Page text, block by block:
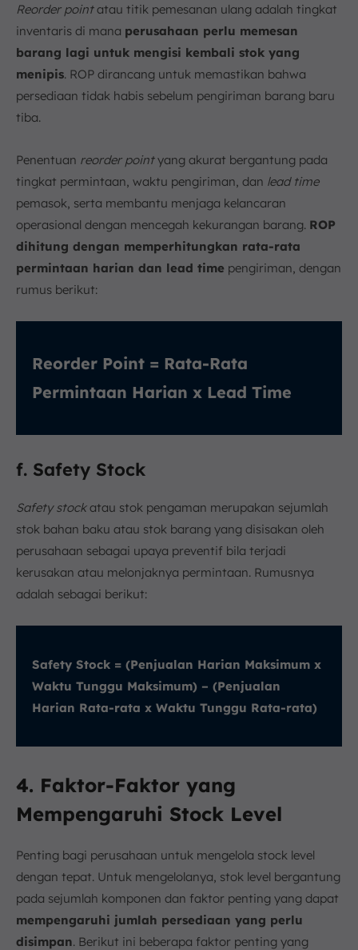
Reorder pointatau titik pemesanan ulang adalah tingkat
inventaris di mana perusahaan perlu memesan
barang lagi untuk mengisi kembali stok yang
menipis. ROP dirancang untuk memastikan bahwa
persediaan tidak habis sebelum pengiriman barang baru
tiba.
Penentuan reorder pointyang akurat bergantung pada
tingkat permintaan, waktu pengiriman, dan lead time
pemasok, serta membantu menjaga kelancaran
operasional dengan mencegah kekurangan barang. ROP
dihitung dengan memperhitungkan rata-rata
permintaan harian dan lead time pengiriman, dengan
rumus berikut:
Reorder Point = Rata-Rata
Permintaan Harian x Lead Time
f. Safety Stock
Safety stockatau stok pengaman merupakan sejumlah
stok bahan baku atau stok barang yang disisakan oleh
perusahaan sebagai upaya preventif bila terjadi
kerusakan atau melonjaknya permintaan. Rumusnya
adalah sebagai berikut:
Safety Stock = (Penjualan Harian Maksimum x
Waktu Tunggu Maksimum) – (Penjualan
Harian Rata-rata x Waktu Tunggu Rata-rata)
4. Faktor-Faktor yang
Mempengaruhi Stock Level
Penting bagi perusahaan untuk mengelola stock level
dengan tepat. Untuk mengelolanya, stok level bergantung
pada sejumlah komponen dan faktor penting yang dapat
mempengaruhi jumlah persediaan yang perlu
disimpan. Berikut ini beberapa faktor penting yang